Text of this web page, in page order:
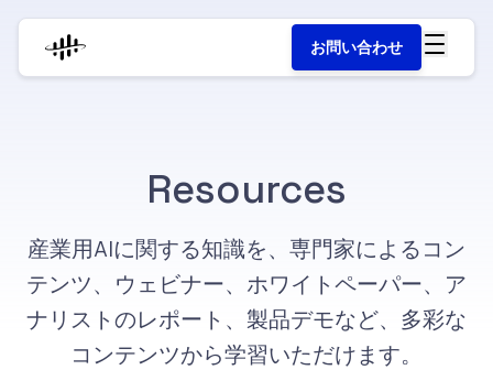
お問い合わせ
Resources
産業用AIに関する知識を、専門家によるコン
テンツ、ウェビナー、ホワイトペーパー、ア
ナリストのレポート、製品デモなど、多彩な
コンテンツから学習いただけます。